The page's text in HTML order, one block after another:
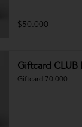
$50.000
Giftcard CLUB
Giftcard 70.000